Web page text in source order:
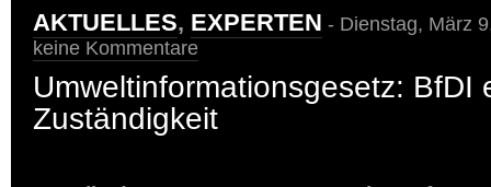
AKTUELLES, EXPERTEN - Dienstag, März
keine Kommentare
Umweltinformationsgesetz: BfDI
Zuständigkeit